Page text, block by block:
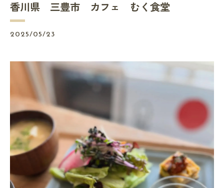
香川県 三豊市 カフェ むく食堂
2025/05/23